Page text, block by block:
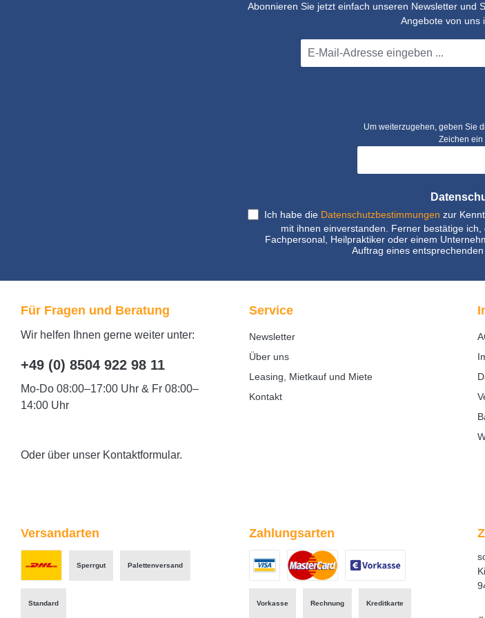
Abonnieren Sie jetzt einfach unseren Newsletter und
Angebote von uns
Mail-
Um weiterzugehen, geben Sie
Zeichen ein
Ich habe die Datenschutzbestimmungen zur
mit ihnen einverstanden. Ferner bestätige
Fachpersonal, Heilpraktiker oder einem
Auftrag eines
Für Fragen und Beratung
Wir helfen Ihnen gerne weiter unter:
+49 (0) 8504 922 98 11
Mo-Do 08:00–17:00 Uhr & Fr 08:00–
14:00 Uhr
Oder über unser Kontaktformular.
Service
Newsletter
Über uns
Leasing, Mietkauf und Miete
Kontakt
Versandarten
Standard
Sperrgut Palettenversand
Zahlungsarten
Vorkasse Rechnung Kreditkarte